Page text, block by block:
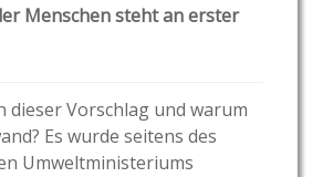
Menschen steht an erster
dieser Vorschlag und warum
Es wurde seitens des
Umweltministeriums